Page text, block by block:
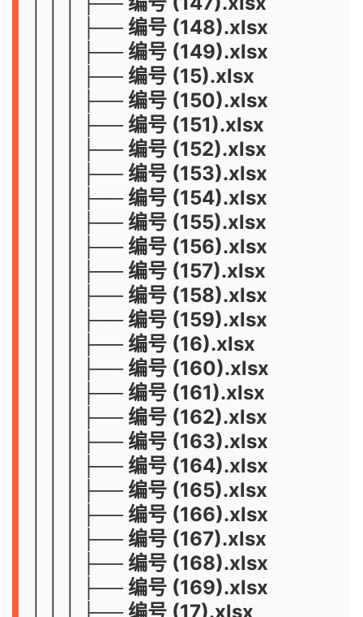
│ │ │ ├── 编号 (148).xlsx
│ │ │ ├── 编号 (149).xlsx
│ │ │ ├── 编号 (15).xlsx
│ │ │ ├── 编号 (150).xlsx
│ │ │ ├── 编号 (151).xlsx
│ │ │ ├── 编号 (152).xlsx
│ │ │ ├── 编号 (153).xlsx
│ │ │ ├── 编号 (154).xlsx
│ │ │ ├── 编号 (155).xlsx
│ │ │ ├── 编号 (156).xlsx
│ │ │ ├── 编号 (157).xlsx
│ │ │ ├── 编号 (158).xlsx
│ │ │ ├── 编号 (159).xlsx
│ │ │ ├── 编号 (16).xlsx
│ │ │ ├── 编号 (160).xlsx
│ │ │ ├── 编号 (161).xlsx
│ │ │ ├── 编号 (162).xlsx
│ │ │ ├── 编号 (163).xlsx
│ │ │ ├── 编号 (164).xlsx
│ │ │ ├── 编号 (165).xlsx
│ │ │ ├── 编号 (166).xlsx
│ │ │ ├── 编号 (167).xlsx
│ │ │ ├── 编号 (168).xlsx
│ │ │ ├── 编号 (169).xlsx
│ │ │ ├── 编号 (17).xlsx